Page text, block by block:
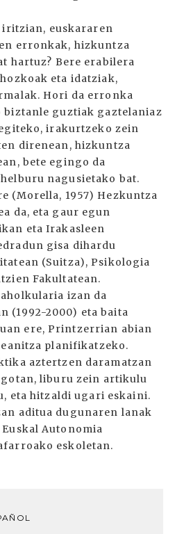
euskararen
erronkak, hizkuntza
hartuz? Bere erabilera
eta idatziak,
Hori da erronka
biztanle guztiak gaztelaniaz
irakurtzeko zein
direnean, hizkuntza
bete egingo da
nagusietako bat.
(Morella, 1957) Hezkuntza
da, eta gaur egun
eta Irakasleen
gisa dihardu
(Suitza), Psikologia
Fakultatean.
izan da
(1992-2000) eta baita
ere, Printzerrian abian
planifikatzeko.
aztertzen daramatzan
liburu zein artikulu
eta hitzaldi ugari eskaini.
aditua dugunaren lanak
Autonomia
eskoletan.